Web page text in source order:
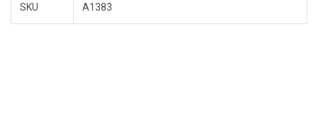
SKU A1383